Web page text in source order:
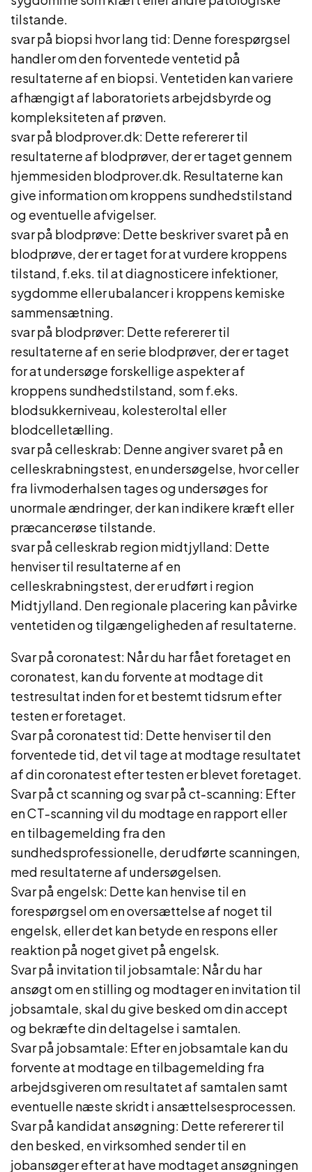
tilstande.
svar på biopsi hvor lang tid: Denne forespørgsel
handler om den forventede ventetid på
resultaterne af en biopsi. Ventetiden kan variere
afhængigt af laboratoriets arbejdsbyrde og
kompleksiteten af prøven.
svar på blodprover.dk: Dette refererer til
resultaterne af blodprøver, der er taget gennem
hjemmesiden blodprover.dk. Resultaterne kan
give information om kroppens sundhedstilstand
og eventuelle afvigelser.
svar på blodprøve: Dette beskriver svaret på en
blodprøve, der er taget for at vurdere kroppens
tilstand, f.eks. til at diagnosticere infektioner,
sygdomme eller ubalancer i kroppens kemiske
sammensætning.
svar på blodprøver: Dette refererer til
resultaterne af en serie blodprøver, der er taget
for at undersøge forskellige aspekter af
kroppens sundhedstilstand, som f.eks.
blodsukkerniveau, kolesteroltal eller
blodcelletælling.
svar på celleskrab: Denne angiver svaret på en
celleskrabningstest, en undersøgelse, hvor celler
fra livmoderhalsen tages og undersøges for
unormale ændringer, der kan indikere kræft eller
præcancerøse tilstande.
svar på celleskrab region midtjylland: Dette
henviser til resultaterne af en
celleskrabningstest, der er udført i region
Midtjylland. Den regionale placering kan påvirke
ventetiden og tilgængeligheden af resultaterne.
Svar på coronatest: Når du har fået foretaget en
coronatest, kan du forvente at modtage dit
testresultat inden for et bestemt tidsrum efter
testen er foretaget.
Svar på coronatest tid: Dette henviser til den
forventede tid, det vil tage at modtage resultatet
af din coronatest efter testen er blevet foretaget.
Svar på ct scanning og svar på ct-scanning: Efter
en CT-scanning vil du modtage en rapport eller
en tilbagemelding fra den
sundhedsprofessionelle, der udførte scanningen,
med resultaterne af undersøgelsen.
Svar på engelsk: Dette kan henvise til en
forespørgsel om en oversættelse af noget til
engelsk, eller det kan betyde en respons eller
reaktion på noget givet på engelsk.
Svar på invitation til jobsamtale: Når du har
ansøgt om en stilling og modtager en invitation til
jobsamtale, skal du give besked om din accept
og bekræfte din deltagelse i samtalen.
Svar på jobsamtale: Efter en jobsamtale kan du
forvente at modtage en tilbagemelding fra
arbejdsgiveren om resultatet af samtalen samt
eventuelle næste skridt i ansættelsesprocessen.
Svar på kandidat ansøgning: Dette refererer til
den besked, en virksomhed sender til en
jobansøger efter at have modtaget ansøgningen